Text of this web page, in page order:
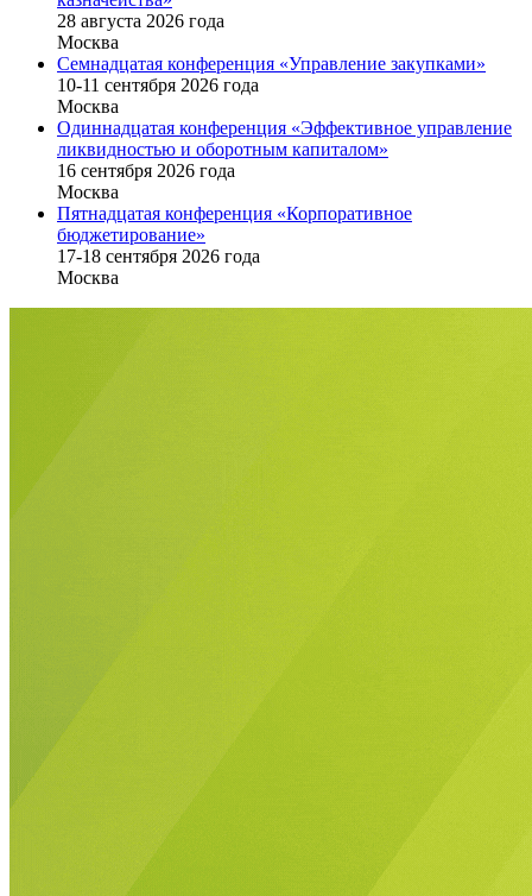
28 августа 2026 года
Москва
Семнадцатая конференция «Управление закупками»
10-11 сентября 2026 года
Москва
Одиннадцатая конференция «Эффективное управление
ликвидностью и оборотным капиталом»
16 cентября 2026 года
Москва
Пятнадцатая конференция «Корпоративное
бюджетирование»
17-18 сентября 2026 года
Москва